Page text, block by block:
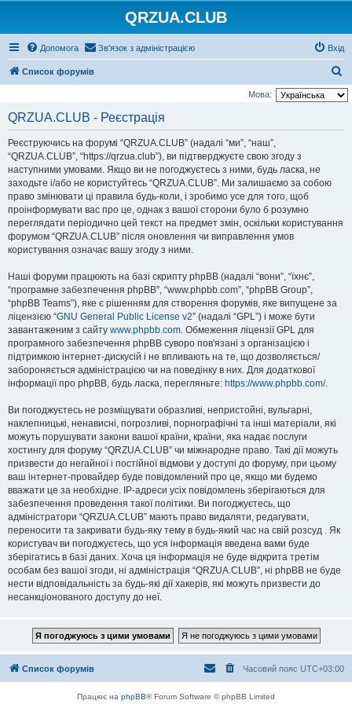
QRZUA.CLUB
Допомога Зв'язок з адміністрацією Вхід
Список форумів
о
Мова:
QRZUA.CLUB - Реєстрація
Реєструючись на форумі “QRZUA.CLUB” (надалі “ми”, “наш”,
“QRZUA.CLUB”, “https://qrzua.club”), ви підтверджуєте свою згоду з
наступними умовами. Якщо ви не погоджуєтесь з ними, будь ласка, не
заходьте і/або не користуйтесь “QRZUA.CLUB”. Ми залишаємо за собою
право змінювати ці правила будь-коли, і зробимо усе для того, щоб
проінформувати вас про це, однак з вашої сторони було б розумно
переглядати періодично цей текст на предмет змін, оскільки користування
форумом “QRZUA.CLUB” після оновлення чи виправлення умов
користування означає вашу згоду з ними.
Наші форуми працюють на базі скрипту phpBB (надалі “вони”, “їхнє”,
“програмне забезпечення phpBB”, “www.phpbb.com”, “phpBB Group”,
“phpBB Teams”), яке є рішенням для створення форумів, яке випущене за
ліцензією “GNU General Public License v2” (надалі “GPL”) і може бути
завантаженим з сайту www.phpbb.com. Обмеження ліцензії GPL для
програмного забезпечення phpBB суворо пов'язані з організацією і
підтримкою інтернет-дискусій і не впливають на те, що дозволяється/
забороняється адміністрацією чи на поведінку в них. Для додаткової
інформації про phpBB, будь ласка, перегляньте: https://www.phpbb.com/.
Ви погоджуєтесь не розміщувати образливі, непристойні, вульгарні,
наклепницькі, ненависні, погрозливі, порнографічні та інші матеріали, які
можуть порушувати закони вашої країни, країни, яка надає послуги
хостингу для форуму “QRZUA.CLUB” чи міжнародне право. Такі дії можуть
призвести до негайної і постійної відмови у доступі до форуму, при цьому
ваш інтернет-провайдер буде повідомлений про це, якщо ми будемо
вважати це за необхідне. IP-адреси усіх повідомлень зберігаються для
забезпечення проведення такої політики. Ви погоджуєтесь, що
адміністратори “QRZUA.CLUB” мають право видаляти, редагувати,
переносити та закривати будь-яку тему в будь-який час на свій розсуд . Як
користувач ви погоджуєтесь, що уся інформація введена вами буде
зберігатись в базі даних. Хоча ця інформація не буде відкрита третім
особам без вашої згоди, ні адміністрація “QRZUA.CLUB”, ні phpBB не буде
нести відповідальність за будь-які дії хакерів, які можуть призвести до
несанкціонованого доступу до неї.
Список форумів Часовий пояс UTC+03:00
Працює на phpBB® Forum Software © phpBB Limited